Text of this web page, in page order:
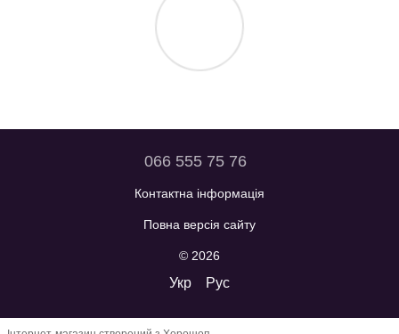
066 555 75 76
Контактна інформація
Повна версія сайту
© 2026
Укр Рус